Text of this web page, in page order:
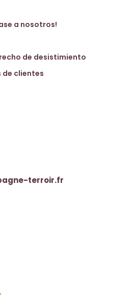
a nosotros!
de desistimiento
de clientes
terroir.fr